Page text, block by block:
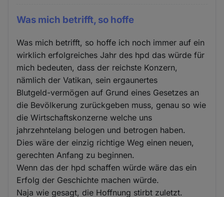
Was mich betrifft, so hoffe
Was mich betrifft, so hoffe ich noch immer auf ein
wirklich erfolgreiches Jahr des hpd das würde für
mich bedeuten, dass der reichste Konzern,
nämlich der Vatikan, sein ergaunertes
Blutgeld-vermögen auf Grund eines Gesetzes an
die Bevölkerung zurückgeben muss, genau so wie
die Wirtschaftskonzerne welche uns
jahrzehntelang belogen und betrogen haben.
Dies wäre der einzig richtige Weg einen neuen,
gerechten Anfang zu beginnen.
Wenn das der hpd schaffen würde wäre das ein
Erfolg der Geschichte machen würde.
Naja wie gesagt, die Hoffnung stirbt zuletzt.